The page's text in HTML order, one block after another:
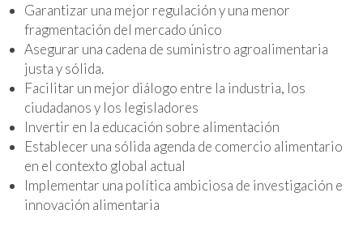
Garantizar una mejor regulación y una menor
fragmentación del mercado único
Asegurar una cadena de suministro agroalimentaria
justa y sólida.
Facilitar un mejor diálogo entre la industria, los
ciudadanos y los legisladores
Invertir en la educación sobre alimentación
Establecer una sólida agenda de comercio alimentario
en el contexto global actual
Implementar una política ambiciosa de investigación e
innovación alimentaria